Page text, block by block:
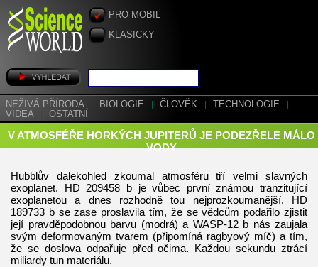
PRO MOBIL
KLASICKY
NEŽIVÁ PŘÍRODA BIOLOGIE ČLOVĚK TECHNOLOGIE
VIDEA
OSTATNÍ
V ATMOSFÉŘE HORKÝCH JUPITERŮ JE PODEZŘELE MÁLO
VODY
Hubblův dalekohled zkoumal atmosféru tří velmi slavných
exoplanet. HD 209458 b je vůbec první známou tranzitující
exoplanetou a dnes rozhodně tou nejprozkoumanější. HD
189733 b se zase proslavila tím, že se vědcům podařilo zjistit
její pravděpodobnou barvu (modrá) a WASP-12 b nás zaujala
svým deformovaným tvarem (připomíná ragbyový míč) a tím,
že se doslova odpařuje před očima. Každou sekundu ztrácí
miliardy tun materiálu.